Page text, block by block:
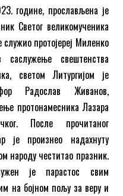
године, прослављена је
Светог великомученика
протојереј Миленко
свештенства
светом Литургијом је
Радослав Живанов,
протонамесника Лазара
После прочитаног
је произнео надахнуту
народу честитао празник.
је парастос свим
на бојном пољу за веру и